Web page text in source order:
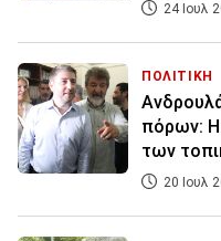
24 Ιουλ
ΠΟΛΙΤΙΚΗ
πόρων: Η
των
20 Ιουλ